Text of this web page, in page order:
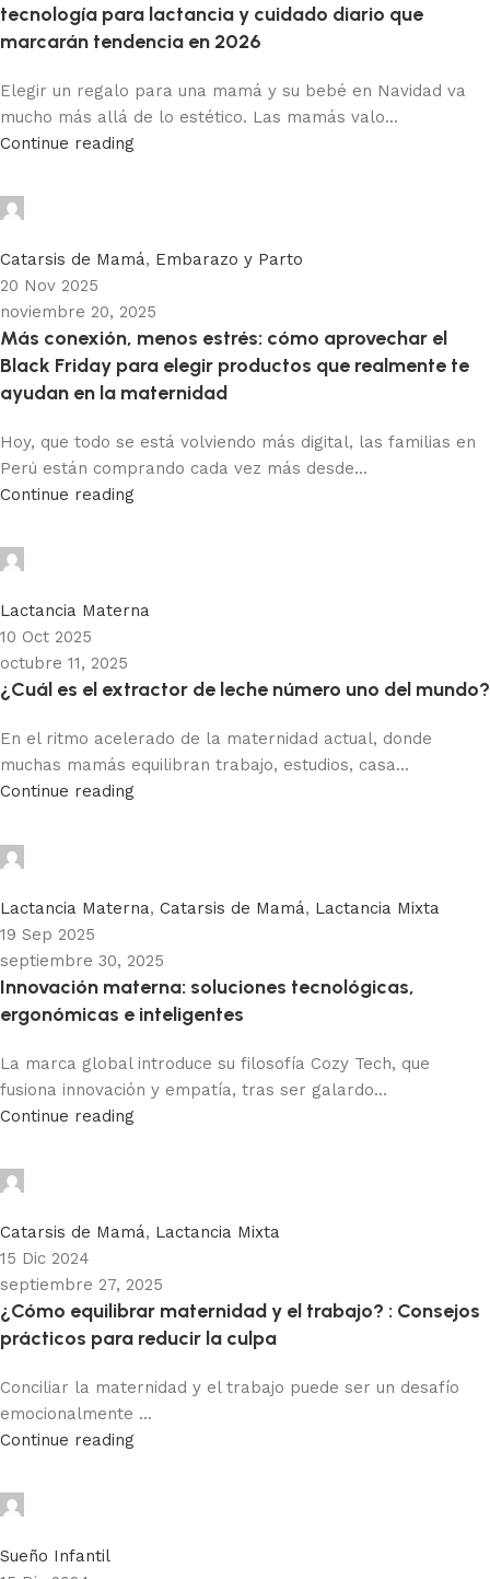
tecnología para lactancia y cuidado diario que
marcarán tendencia en 2026
Elegir un regalo para una mamá y su bebé en Navidad va
mucho más allá de lo estético. Las mamás valo...
Continue reading
Catarsis de Mamá, Embarazo y Parto
20 Nov 2025
noviembre 20, 2025
Más conexión, menos estrés: cómo aprovechar el
Black Friday para elegir productos que realmente te
ayudan en la maternidad
Hoy, que todo se está volviendo más digital, las familias en
Perú están comprando cada vez más desde...
Continue reading
Lactancia Materna
10 Oct 2025
octubre 11, 2025
¿Cuál es el extractor de leche número uno del mundo?
En el ritmo acelerado de la maternidad actual, donde
muchas mamás equilibran trabajo, estudios, casa...
Continue reading
Lactancia Materna, Catarsis de Mamá, Lactancia Mixta
19 Sep 2025
septiembre 30, 2025
Innovación materna: soluciones tecnológicas,
ergonómicas e inteligentes
La marca global introduce su filosofía Cozy Tech, que
fusiona innovación y empatía, tras ser galardo...
Continue reading
Catarsis de Mamá, Lactancia Mixta
15 Dic 2024
septiembre 27, 2025
¿Cómo equilibrar maternidad y el trabajo? : Consejos
prácticos para reducir la culpa
Conciliar la maternidad y el trabajo puede ser un desafío
emocionalmente ...
Continue reading
Sueño Infantil